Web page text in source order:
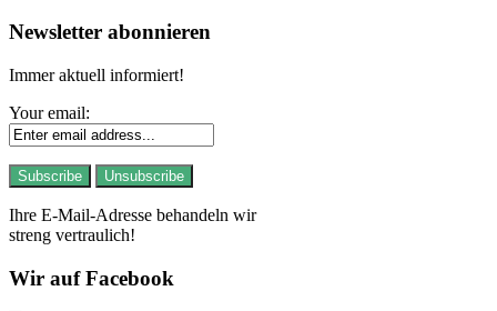
Newsletter abonnieren
Immer aktuell informiert!
Your email:
Ihre E-Mail-Adresse behandeln wir
streng vertraulich!
Wir auf Facebook